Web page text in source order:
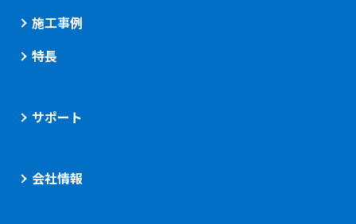
施工事例
特長
サポート
会社情報